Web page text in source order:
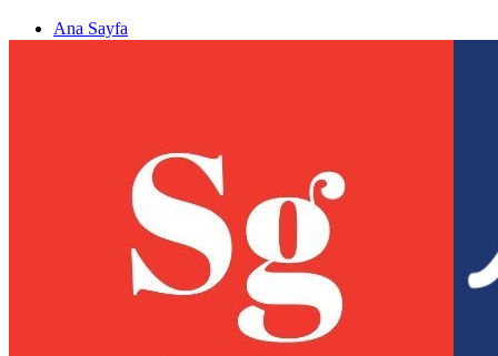
Ana Sayfa